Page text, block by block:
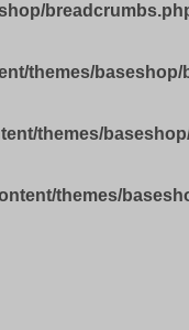
themes/
themes/
themes/